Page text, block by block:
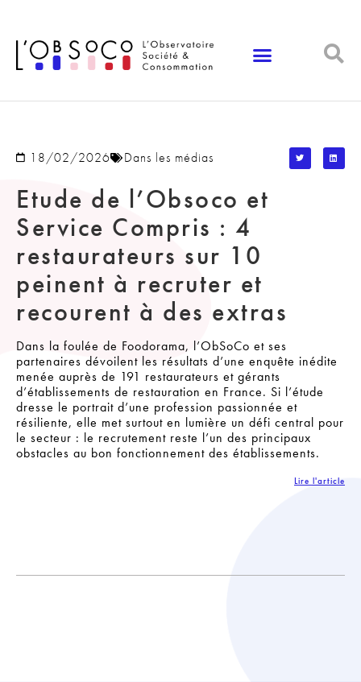
18/02/2026 Dans les médias
Etude de l’Obsoco et
Service Compris : 4
restaurateurs sur 10
peinent à recruter et
recourent à des extras
Dans la foulée de Foodorama, l’ObSoCo et ses
partenaires dévoilent les résultats d’une enquête inédite
menée auprès de 191 restaurateurs et gérants
d’établissements de restauration en France. Si l’étude
dresse le portrait d’une profession passionnée et
résiliente, elle met surtout en lumière un défi central pour
le secteur : le recrutement reste l’un des principaux
obstacles au bon fonctionnement des établissements.
Lire l'article